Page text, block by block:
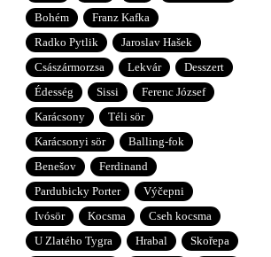
Bohém
Franz Kafka
Radko Pytlik
Jaroslav Hašek
Császármorzsa
Lekvár
Desszert
Édesség
Sissi
Ferenc József
Karácsony
Téli sör
Karácsonyi sör
Balling-fok
Benešov
Ferdinand
Pardubicky Porter
Výčepni
Ivósör
Kocsma
Cseh kocsma
U Zlatého Tygra
Hrabal
Skořepa